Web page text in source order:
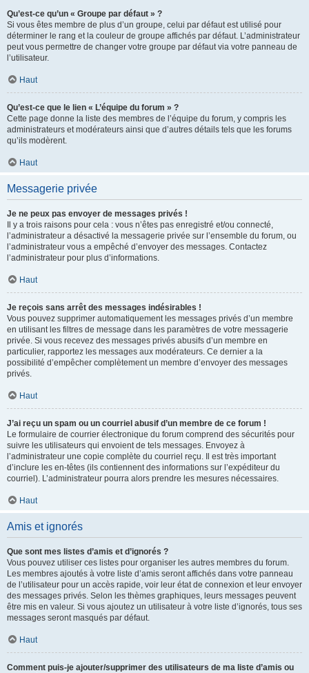
Qu’est-ce qu’un « Groupe par défaut » ?
Si vous êtes membre de plus d’un groupe, celui par défaut est utilisé pour
déterminer le rang et la couleur de groupe affichés par défaut. L’administrateur
peut vous permettre de changer votre groupe par défaut via votre panneau de
l’utilisateur.
Haut
Qu’est-ce que le lien « L’équipe du forum » ?
Cette page donne la liste des membres de l’équipe du forum, y compris les
administrateurs et modérateurs ainsi que d’autres détails tels que les forums
qu’ils modèrent.
Haut
Messagerie privée
Je ne peux pas envoyer de messages privés !
Il y a trois raisons pour cela : vous n’êtes pas enregistré et/ou connecté,
l’administrateur a désactivé la messagerie privée sur l’ensemble du forum, ou
l’administrateur vous a empêché d’envoyer des messages. Contactez
l’administrateur pour plus d’informations.
Haut
Je reçois sans arrêt des messages indésirables !
Vous pouvez supprimer automatiquement les messages privés d’un membre
en utilisant les filtres de message dans les paramètres de votre messagerie
privée. Si vous recevez des messages privés abusifs d’un membre en
particulier, rapportez les messages aux modérateurs. Ce dernier a la
possibilité d’empêcher complètement un membre d’envoyer des messages
privés.
Haut
J’ai reçu un spam ou un courriel abusif d’un membre de ce forum !
Le formulaire de courrier électronique du forum comprend des sécurités pour
suivre les utilisateurs qui envoient de tels messages. Envoyez à
l’administrateur une copie complète du courriel reçu. Il est très important
d’inclure les en-têtes (ils contiennent des informations sur l’expéditeur du
courriel). L’administrateur pourra alors prendre les mesures nécessaires.
Haut
Amis et ignorés
Que sont mes listes d’amis et d’ignorés ?
Vous pouvez utiliser ces listes pour organiser les autres membres du forum.
Les membres ajoutés à votre liste d’amis seront affichés dans votre panneau
de l’utilisateur pour un accès rapide, voir leur état de connexion et leur envoyer
des messages privés. Selon les thèmes graphiques, leurs messages peuvent
être mis en valeur. Si vous ajoutez un utilisateur à votre liste d’ignorés, tous ses
messages seront masqués par défaut.
Haut
Comment puis-je ajouter/supprimer des utilisateurs de ma liste d’amis ou